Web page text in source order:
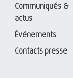
Communiqués &
actus
Événements
Contacts presse